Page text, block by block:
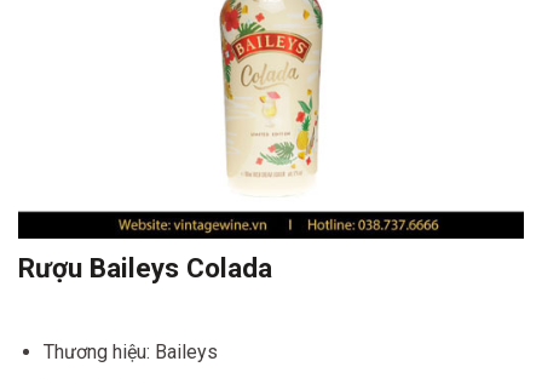
Rượu Baileys Colada
Thương hiệu: Baileys